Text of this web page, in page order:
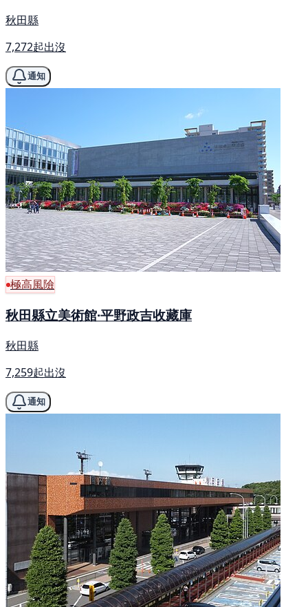
秋田縣
7,272起出沒
通知
極高風險
秋田縣立美術館·平野政吉收藏庫
秋田縣
7,259起出沒
通知